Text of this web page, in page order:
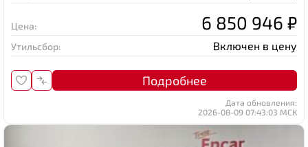
Цена: 6 850 946 ₽
Утильсбор: Включен в цену
Подробнее
Дата обновления:
2026-08-09 07:43:03 МСК